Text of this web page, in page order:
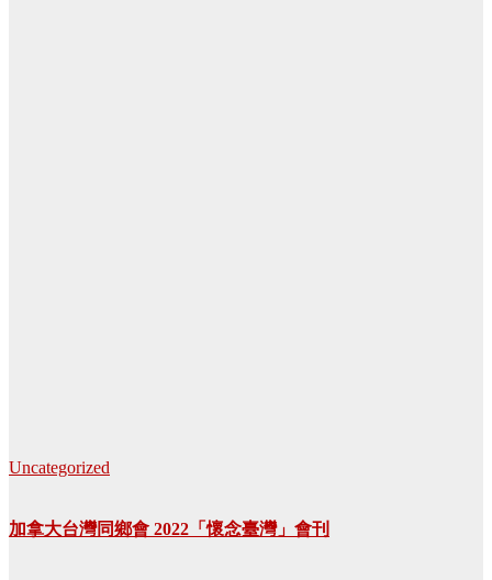
Uncategorized
加拿大台灣同鄉會 2022「懷念臺灣」會刊